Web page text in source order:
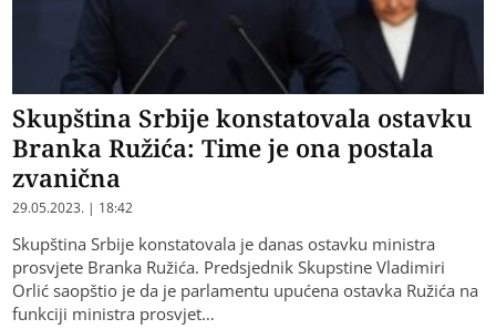
Skupština Srbije konstatovala ostavku
Branka Ružića: Time je ona postala
zvanična
29.05.2023. | 18:42
Skupština Srbije konstatovala je danas ostavku ministra
prosvjete Branka Ružića. Predsjednik Skupstine Vladimiri
Orlić saopštio je da je parlamentu upućena ostavka Ružića na
funkciji ministra prosvjet…